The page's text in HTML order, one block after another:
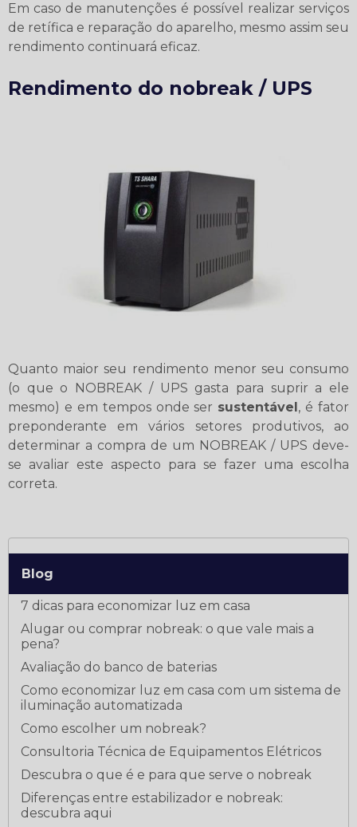
Em caso de manutenções é possível realizar serviços
de retífica e reparação do aparelho, mesmo assim seu
rendimento continuará eficaz.
Rendimento do nobreak / UPS
Quanto maior seu rendimento menor seu consumo
(o que o NOBREAK / UPS gasta para suprir a ele
mesmo) e em tempos onde ser sustentável, é fator
preponderante em vários setores produtivos, ao
determinar a compra de um NOBREAK / UPS deve-
se avaliar este aspecto para se fazer uma escolha
correta.
Blog
7 dicas para economizar luz em casa
Alugar ou comprar nobreak: o que vale mais a
pena?
Avaliação do banco de baterias
Como economizar luz em casa com um sistema de
iluminação automatizada
Como escolher um nobreak?
Consultoria Técnica de Equipamentos Elétricos
Descubra o que é e para que serve o nobreak
Diferenças entre estabilizador e nobreak:
descubra aqui